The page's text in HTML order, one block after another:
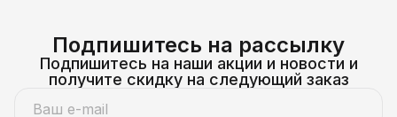
Подпишитесь на рассылку
Подпишитесь на наши акции и новости и
получите скидку на следующий заказ